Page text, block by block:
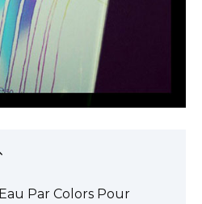
Par Colors Pour